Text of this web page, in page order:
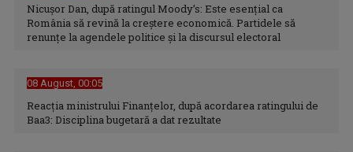
Nicușor Dan, după ratingul Moody’s: Este esențial ca
România să revină la creștere economică. Partidele să
renunțe la agendele politice și la discursul electoral
08 August, 00:05
Reacția ministrului Finanțelor, după acordarea ratingului de
Baa3: Disciplina bugetară a dat rezultate